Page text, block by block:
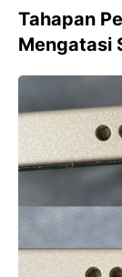
Tahapan
Mengatasi